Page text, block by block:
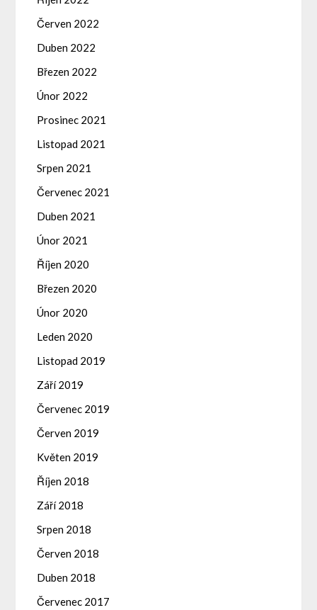
Červen 2022
Duben 2022
Březen 2022
Únor 2022
Prosinec 2021
Listopad 2021
Srpen 2021
Červenec 2021
Duben 2021
Únor 2021
Říjen 2020
Březen 2020
Únor 2020
Leden 2020
Listopad 2019
Září 2019
Červenec 2019
Červen 2019
Květen 2019
Říjen 2018
Září 2018
Srpen 2018
Červen 2018
Duben 2018
Červenec 2017